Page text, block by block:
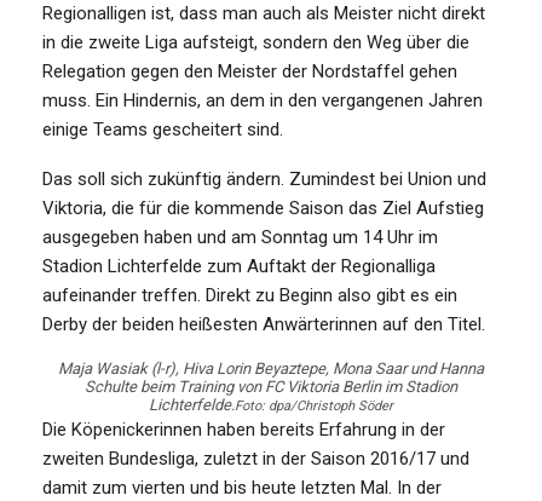
Regionalligen ist, dass man auch als Meister nicht direkt
in die zweite Liga aufsteigt, sondern den Weg über die
Relegation gegen den Meister der Nordstaffel gehen
muss. Ein Hindernis, an dem in den vergangenen Jahren
einige Teams gescheitert sind.
Das soll sich zukünftig ändern. Zumindest bei Union und
Viktoria, die für die kommende Saison das Ziel Aufstieg
ausgegeben haben und am Sonntag um 14 Uhr im
Stadion Lichterfelde zum Auftakt der Regionalliga
aufeinander treffen. Direkt zu Beginn also gibt es ein
Derby der beiden heißesten Anwärterinnen auf den Titel.
Maja Wasiak (l-r), Hiva Lorin Beyaztepe, Mona Saar und Hanna
Schulte beim Training von FC Viktoria Berlin im Stadion
Lichterfelde.Foto: dpa/Christoph Söder
Die Köpenickerinnen haben bereits Erfahrung in der
zweiten Bundesliga, zuletzt in der Saison 2016/17 und
damit zum vierten und bis heute letzten Mal. In der